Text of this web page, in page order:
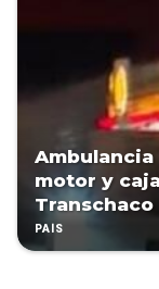
motor y
Transchaco
PAÍS